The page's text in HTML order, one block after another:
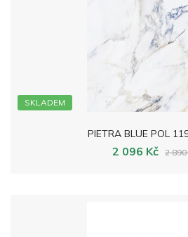
SKLADEM
PIETRA BLUE POL
2 096 Kč 2 890